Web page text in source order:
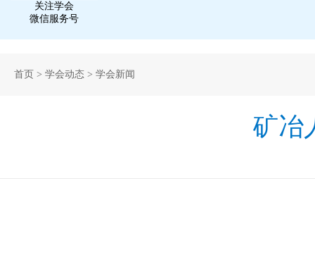
关注学会
微信服务号
首页 > 学会动态 > 学会新闻
矿冶